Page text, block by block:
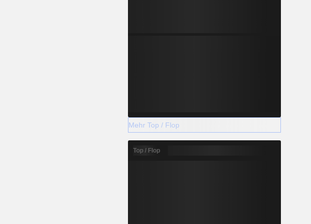
Mehr Top / Flop
Top / Flop